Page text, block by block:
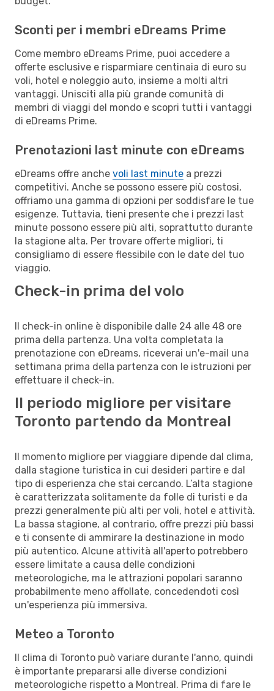
Sconti per i membri eDreams Prime
Come membro eDreams Prime, puoi accedere a
offerte esclusive e risparmiare centinaia di euro su
voli, hotel e noleggio auto, insieme a molti altri
vantaggi. Unisciti alla più grande comunità di
membri di viaggi del mondo e scopri tutti i vantaggi
di eDreams Prime.
Prenotazioni last minute con eDreams
eDreams offre anche voli last minute a prezzi
competitivi. Anche se possono essere più costosi,
offriamo una gamma di opzioni per soddisfare le tue
esigenze. Tuttavia, tieni presente che i prezzi last
minute possono essere più alti, soprattutto durante
la stagione alta. Per trovare offerte migliori, ti
consigliamo di essere flessibile con le date del tuo
viaggio.
Check-in prima del volo
Il check-in online è disponibile dalle 24 alle 48 ore
prima della partenza. Una volta completata la
prenotazione con eDreams, riceverai un'e-mail una
settimana prima della partenza con le istruzioni per
effettuare il check-in.
Il periodo migliore per visitare
Toronto partendo da Montreal
Il momento migliore per viaggiare dipende dal clima,
dalla stagione turistica in cui desideri partire e dal
tipo di esperienza che stai cercando. L’alta stagione
è caratterizzata solitamente da folle di turisti e da
prezzi generalmente più alti per voli, hotel e attività.
La bassa stagione, al contrario, offre prezzi più bassi
e ti consente di ammirare la destinazione in modo
più autentico. Alcune attività all'aperto potrebbero
essere limitate a causa delle condizioni
meteorologiche, ma le attrazioni popolari saranno
probabilmente meno affollate, concedendoti così
un'esperienza più immersiva.
Meteo a Toronto
Il clima di Toronto può variare durante l'anno, quindi
è importante prepararsi alle diverse condizioni
meteorologiche rispetto a Montreal. Prima di fare le